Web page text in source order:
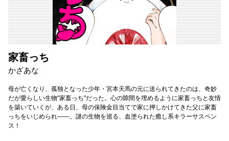
家畜っち
かざあな
母が亡くなり、孤独となった少年・宮本天馬の元に送られてきたのは、奇妙
だが愛らしい生物"家畜っち"だった。心の隙間を埋めるように家畜っちと友情
を築いていくが、ある日、母の保険金目当てで家に押しかけてきた父に家畜
っちをいじめられ――。謎の生物を巡る、血塗られた癒し系キラーサスペン
ス！